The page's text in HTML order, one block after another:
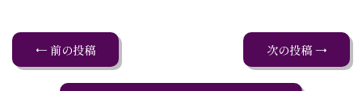
← 前の投稿 次の投稿 →